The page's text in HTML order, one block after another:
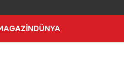
DÜNYA